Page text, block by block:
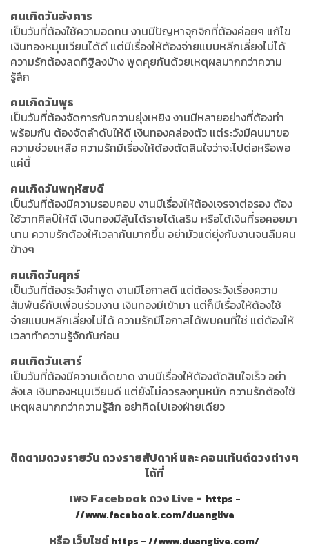
คนเกิดวันอังคาร
เป็นวันที่ต้องใช้ความอดทน งานมีปัญหาจุกจิกที่ต้องค่อยๆ แก้ไข
เงินทองหมุนเวียนได้ดี แต่มีเรื่องให้ต้องจ่ายแบบหลีกเลี่ยงไม่ได้
ความรักต้องลดทิฐิลงบ้าง พูดคุยกันด้วยเหตุผลมากกว่าความ
รู้สึก
คนเกิดวันพุธ
เป็นวันที่ต้องจัดการกับความยุ่งเหยิง งานมีหลายอย่างที่ต้องทำ
พร้อมกัน ต้องจัดลำดับให้ดี เงินทองคล่องตัว แต่ระวังมีคนมาขอ
ความช่วยเหลือ ความรักมีเรื่องให้ต้องตัดสินใจว่าจะไปต่อหรือพอ
แค่นี้
คนเกิดวันพฤหัสบดี
เป็นวันที่ต้องมีความรอบคอบ งานมีเรื่องให้ต้องเจรจาต่อรอง ต้อง
ใช้วาทศิลป์ให้ดี เงินทองมีลุ้นได้รายได้เสริม หรือได้เงินที่รอคอยมา
นาน ความรักต้องให้เวลากันมากขึ้น อย่ามัวแต่ยุ่งกับงานจนลืมคน
ข้างๆ
คนเกิดวันศุกร์
เป็นวันที่ต้องระวังคำพูด งานมีโอกาสดี แต่ต้องระวังเรื่องความ
สัมพันธ์กับเพื่อนร่วมงาน เงินทองมีเข้ามา แต่ก็มีเรื่องให้ต้องใช้
จ่ายแบบหลีกเลี่ยงไม่ได้ ความรักมีโอกาสได้พบคนที่ใช่ แต่ต้องให้
เวลาทำความรู้จักกันก่อน
คนเกิดวันเสาร์
เป็นวันที่ต้องมีความเด็ดขาด งานมีเรื่องให้ต้องตัดสินใจเร็ว อย่า
ลังเล เงินทองหมุนเวียนดี แต่ยังไม่ควรลงทุนหนัก ความรักต้องใช้
เหตุผลมากกว่าความรู้สึก อย่าคิดไปเองฝ่ายเดียว
ติดตามดวงรายวัน ดวงรายสัปดาห์ และ คอนเท้นต์ดวงต่างๆ
ได้ที่
เพจ Facebook ดวง Live - https -
//www.facebook.com/duanglive
หรือ เว็บไซต์https - //www.duanglive.com/